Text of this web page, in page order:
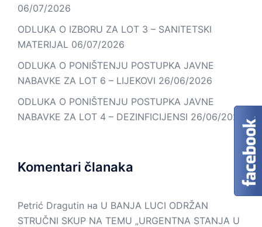
06/07/2026
ODLUKA O IZBORU ZA LOT 3 – SANITETSKI
MATERIJAL 06/07/2026
ODLUKA O PONIŠTENJU POSTUPKA JAVNE
NABAVKE ZA LOT 6 – LIJEKOVI 26/06/2026
ODLUKA O PONIŠTENJU POSTUPKA JAVNE
NABAVKE ZA LOT 4 – DEZINFICIJENSI 26/06/2026
Komentari članaka
Petrić Dragutin на U BANJA LUCI ODRŽAN
STRUČNI SKUP NA TEMU „URGENTNA STANJA U